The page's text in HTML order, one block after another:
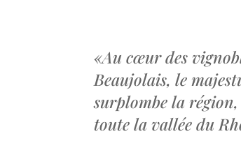
«Au cœur des
Beaujolais, le
surplombe la
toute la vallée du